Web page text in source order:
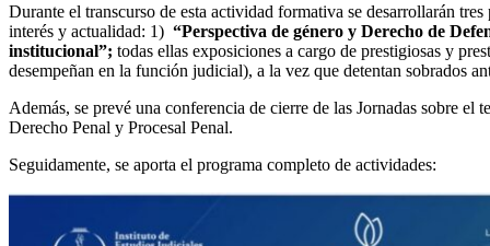
Durante el transcurso de esta actividad formativa se desarrollarán
interés y actualidad: 1) “Perspectiva de género y Derecho de
institucional”; todas ellas exposiciones a cargo de prestigiosas y
desempeñan en la función judicial), a la vez que detentan sobrados
Además, se prevé una conferencia de cierre de las Jornadas sobre el
Derecho Penal y Procesal Penal.
Seguidamente, se aporta el programa completo de actividades: